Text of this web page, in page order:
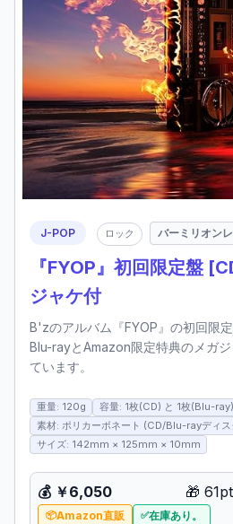
J-POP ロック バーミリオン
『FYOP』初回限定盤
ジャケ付
B'zのアルバム『FYOP』の初回限定
Blu-rayとAmazon限定特典のメガ
ています。
重量: 120g
容量: 1枚(CD) と 1枚(Blu-ray)
素材: ポリカーボネート (CD/Blu-rayディ
サイズ: 142mm × 125mm × 10mm
💰 ￥6,050 🎁 61pt
Amazon直販 在庫あり。